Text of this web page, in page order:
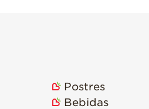
Postres
Bebidas